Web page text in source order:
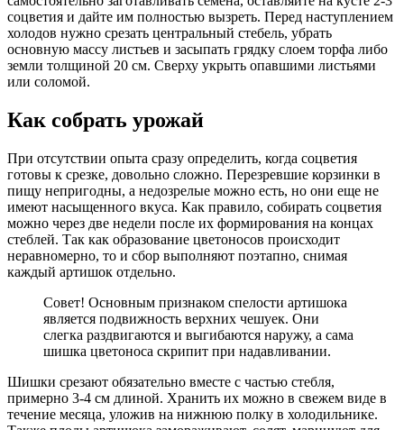
соцветия и дайте им полностью вызреть. Перед наступлением
холодов нужно срезать центральный стебель, убрать
основную массу листьев и засыпать грядку слоем торфа либо
земли толщиной 20 см. Сверху укрыть опавшими листьями
или соломой.
Как собрать урожай
При отсутствии опыта сразу определить, когда соцветия
готовы к срезке, довольно сложно. Перезревшие корзинки в
пищу непригодны, а недозрелые можно есть, но они еще не
имеют насыщенного вкуса. Как правило, собирать соцветия
можно через две недели после их формирования на концах
стеблей. Так как образование цветоносов происходит
неравномерно, то и сбор выполняют поэтапно, снимая
каждый артишок отдельно.
Совет! Основным признаком спелости артишока
является подвижность верхних чешуек. Они
слегка раздвигаются и выгибаются наружу, а сама
шишка цветоноса скрипит при надавливании.
Шишки срезают обязательно вместе с частью стебля,
примерно 3-4 см длиной. Хранить их можно в свежем виде в
течение месяца, уложив на нижнюю полку в холодильнике.